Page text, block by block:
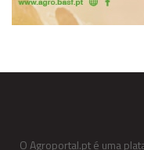
O Agroportal.pt é uma